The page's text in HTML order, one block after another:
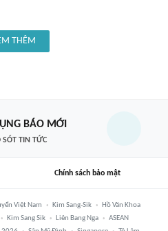
THÊM
BÁO MỚI
TIN TỨC
Chính sách bảo mật
Việt Nam Kim Sang-Sik
Hồ Văn Khoa
Kim Sang Sik Liên Bang Nga
ASEAN